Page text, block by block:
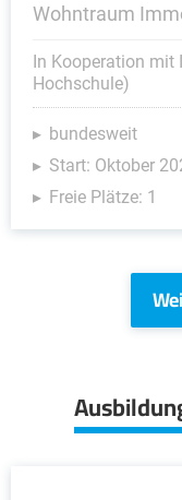
Wohntraum
In Kooperation mit
Hochschule)
bundesweit
Start: Oktober
Freie Plätze: 1